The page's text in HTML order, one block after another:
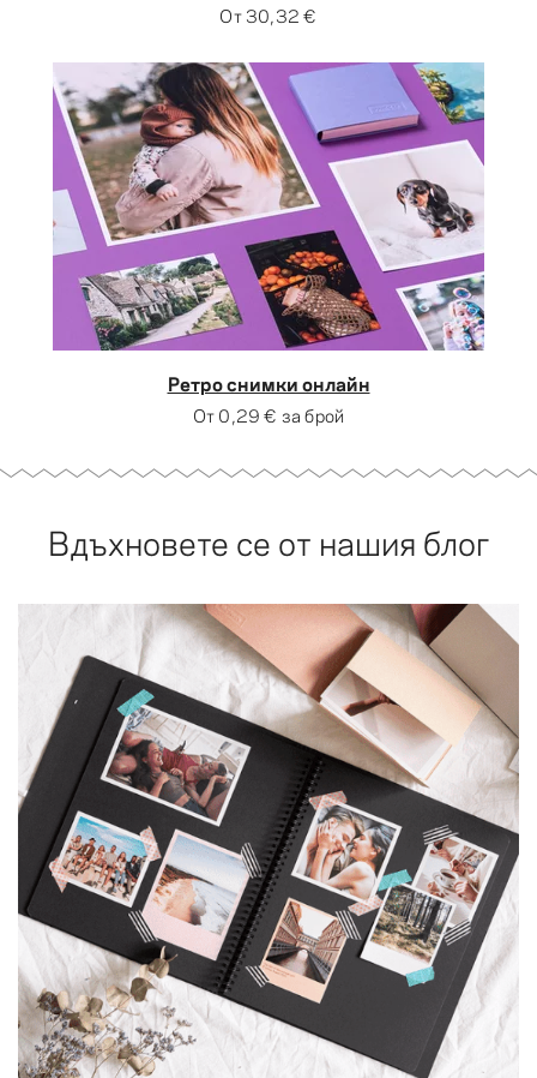
От30,32 €
Ретро снимки онлайн
От0,29 € за брой
Вдъхновете се от нашия блог